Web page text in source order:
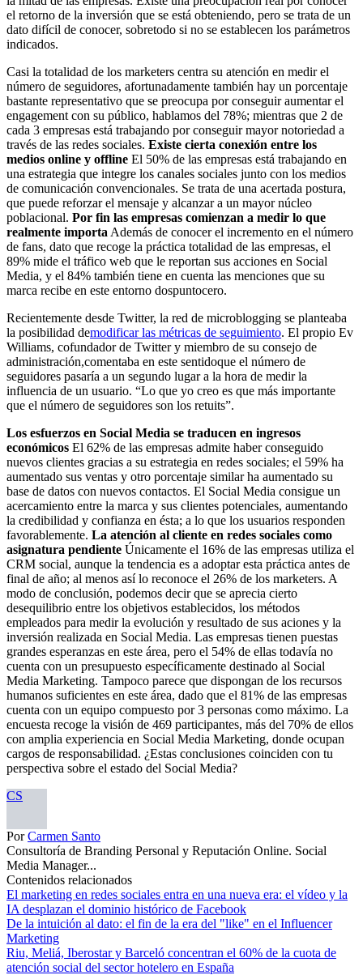
el retorno de la inversión que se está obteniendo, pero se trata de un
dato difícil de conocer, sobretodo si no se establecen los parámetros
indicados.
Casi la totalidad de los marketers centra su atención en medir el
número de seguidores, afortunadamente también hay un porcentaje
bastante representativo que se preocupa por conseguir aumentar el
engagement con su público, hablamos del 78%; mientras que 2 de
cada 3 empresas está trabajando por conseguir mayor notoriedad a
través de las redes sociales. Existe cierta conexión entre los
medios online y offline El 50% de las empresas está trabajando en
una estrategia que integre los canales sociales junto con los medios
de comunicación convencionales. Se trata de una acertada postura,
que puede reforzar el mensaje y alcanzar a un mayor núcleo
poblacional. Por fin las empresas comienzan a medir lo que
realmente importa Además de conocer el incremento en el número
de fans, dato que recoge la práctica totalidad de las empresas, el
89% mide el tráfico web que le reportan sus acciones en Social
Media, y el 84% también tiene en cuenta las menciones que su
marca recibe en este entorno dospuntocero.
Recientemente desde Twitter, la red de microblogging se planteaba
la posibilidad demodificar las métricas de seguimiento. El propio Ev
Williams, cofundador de Twitter y miembro de su consejo de
administración,comentaba en este sentidoque el número de
seguidores pasaría a un segundo lugar a la hora de medir la
influencia de un usuario. “Lo que yo creo es que más importante
que el número de seguidores son los retuits”.
Los esfuerzos en Social Media se traducen en ingresos
económicos El 62% de las empresas admite haber conseguido
nuevos clientes gracias a su estrategia en redes sociales; el 59% ha
aumentado sus ventas y otro porcentaje similar ha aumentado su
base de datos con nuevos contactos. El Social Media consigue un
acercamiento entre la marca y sus clientes potenciales, aumentando
la credibilidad y confianza en ésta; a lo que los usuarios responden
favorablemente. La atención al cliente en redes sociales como
asignatura pendiente Únicamente el 16% de las empresas utiliza el
CRM social, aunque la tendencia es a adoptar esta práctica antes de
final de año; al menos así lo reconoce el 26% de los marketers. A
modo de conclusión, podemos decir que se aprecia cierto
desequilibrio entre los objetivos establecidos, los métodos
empleados para medir la evolución y resultado de sus aciones y la
inversión realizada en Social Media. Las empresas tienen puestas
grandes esperanzas en este área, pero el 54% de ellas todavía no
cuenta con un presupuesto específicamente destinado al Social
Media Marketing. Tampoco parece que dispongan de los recursos
humanos suficientes en este área, dado que el 81% de las empresas
cuenta con un equipo compuesto por 3 personas como máximo. La
encuesta recoge la visión de 469 participantes, más del 70% de ellos
con amplia experiencia en Social Media Marketing, donde ocupan
cargos de responsabilidad. ¿Estas conclusiones coinciden con tu
perspectiva sobre el estado del Social Media?
CS
PorCarmen Santo
Consultoría de Branding Personal y Reputación Online. Social
Media Manager...
Contenidos relacionados
El marketing en redes sociales entra en una nueva era: el vídeo y la
IA desplazan el dominio histórico de Facebook
De la intuición al dato: el fin de la era del "like" en el Influencer
Marketing
Riu, Meliá, Iberostar y Barceló concentran el 60% de la cuota de
atención social del sector hotelero en España